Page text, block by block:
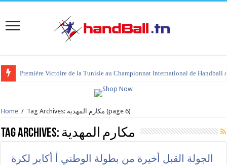
Première Victoire de la Tunisie au Championnat International de Handball
tournoi international Hammamet 2023 : programme et liste des joueurs
Home / Tag Archives: مكارم المهدية (page 6)
Tag Archives: مكارم المهدية
الجولة القبل أخيرة من بطولة الوطني أ أكابر لكرة